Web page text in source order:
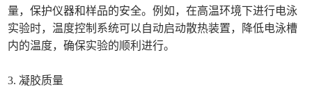
量，保护仪器和样品的安全。例如，在高温环境下进行电泳
实验时，温度控制系统可以自动启动散热装置，降低电泳槽
内的温度，确保实验的顺利进行。
3. 凝胶质量